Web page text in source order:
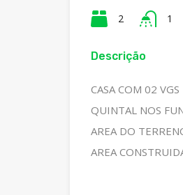
2 1
Descrição
CASA COM 02
QUINTAL NOS
AREA DO
AREA